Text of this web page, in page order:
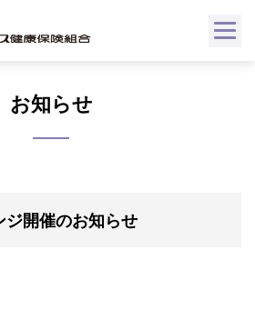
お知らせ
開催のお知らせ